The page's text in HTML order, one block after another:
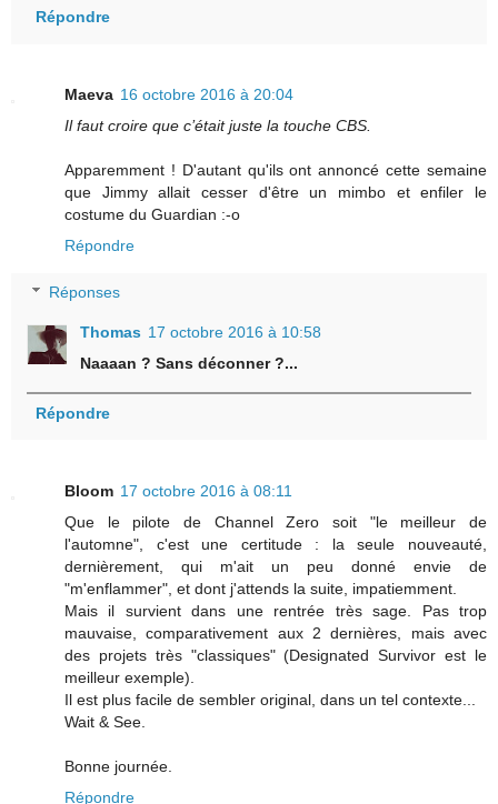
Répondre
Maeva 16 octobre 2016 à 20:04
Il faut croire que c’était juste la touche CBS.
Apparemment ! D'autant qu'ils ont annoncé cette semaine
que Jimmy allait cesser d'être un mimbo et enfiler le
costume du Guardian :-o
Répondre
Réponses
Thomas 17 octobre 2016 à 10:58
Naaaan ? Sans déconner ?...
Répondre
Bloom 17 octobre 2016 à 08:11
Que le pilote de Channel Zero soit "le meilleur de
l'automne", c'est une certitude : la seule nouveauté,
dernièrement, qui m'ait un peu donné envie de
"m'enflammer", et dont j'attends la suite, impatiemment.
Mais il survient dans une rentrée très sage. Pas trop
mauvaise, comparativement aux 2 dernières, mais avec
des projets très "classiques" (Designated Survivor est le
meilleur exemple).
Il est plus facile de sembler original, dans un tel contexte...
Wait & See.
Bonne journée.
Répondre